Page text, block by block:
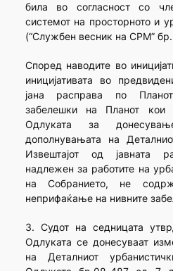
била во согласност со
системот на просторното и
(“Службен весник на СРМ”
Според наводите во
иницијативата во
јана расправа по
забелешки на Планот
Одлуката за
дополнувањата на
Извештајот од јавната
надлежен за работите на
на Собранието, не
неприфаќање на нивните
3. Судот на седницата
Одлуката се донесуваат
на Деталниот